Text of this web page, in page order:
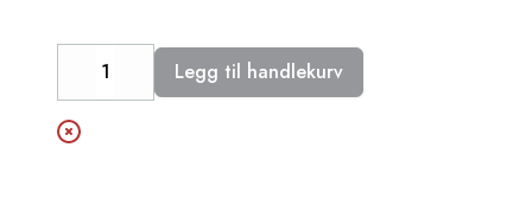
DecreaseIncreaseLegg til handlekurv